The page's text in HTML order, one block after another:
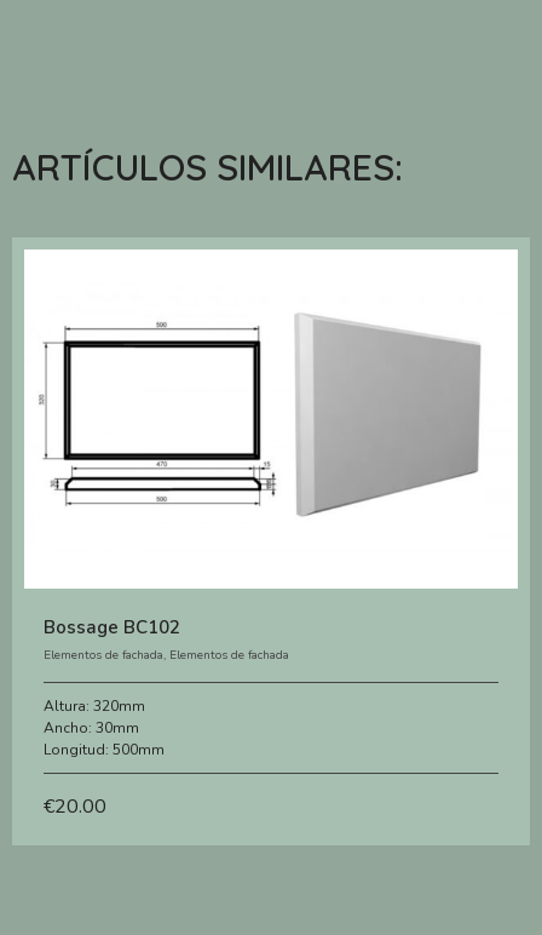
ARTÍCULOS SIMILARES:
Bossage BC102
Elementos de fachada, Elementos de fachada
Altura: 320mm
Ancho: 30mm
Longitud: 500mm
€20.00